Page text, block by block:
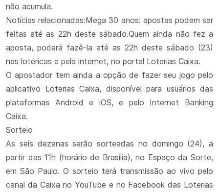
não acumula.
Notícias relacionadas:Mega 30 anos: apostas podem ser
feitas até as 22h deste sábado.Quem ainda não fez a
aposta, poderá fazê-la até as 22h deste sábado (23)
nas lotéricas e pela internet, no portal Loterias Caixa.
O apostador tem ainda a opção de fazer seu jogo pelo
aplicativo Loterias Caixa, disponível para usuários das
plataformas Android e iOS, e pelo Internet Banking
Caixa.
Sorteio
As seis dezenas serão sorteadas no domingo (24), a
partir das 11h (horário de Brasília), no Espaço da Sorte,
em São Paulo. O sorteio terá transmissão ao vivo pelo
canal da Caixa no YouTube e no Facebook das Loterias